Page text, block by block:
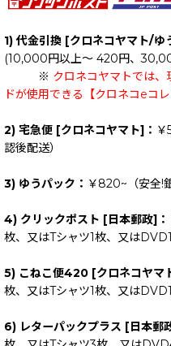
1) 代金引換 [クロネコヤマト/ゆ
(10,000円以上～ 420円、
※ クロネコヤマトでは
ドが使用できる【クロネコeコ
2) 宅急便 [クロネコヤマト]：
認後配送）
3) ゆうパック： ￥820~（安全!
4) クリックポスト [日本郵政]：
枚、又はTシャツ1枚、又は
5) こねこ便420 [クロネコヤマ
枚、又はTシャツ1枚、又は
6) レターパックプラス [日本郵